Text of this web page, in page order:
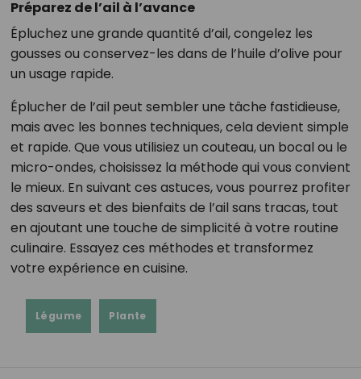
Préparez de l’ail à l’avance
Épluchez une grande quantité d’ail, congelez les
gousses ou conservez-les dans de l’huile d’olive pour
un usage rapide.
Éplucher de l’ail peut sembler une tâche fastidieuse,
mais avec les bonnes techniques, cela devient simple
et rapide. Que vous utilisiez un couteau, un bocal ou le
micro-ondes, choisissez la méthode qui vous convient
le mieux. En suivant ces astuces, vous pourrez profiter
des saveurs et des bienfaits de l’ail sans tracas, tout
en ajoutant une touche de simplicité à votre routine
culinaire. Essayez ces méthodes et transformez
votre expérience en cuisine.
Légume Plante